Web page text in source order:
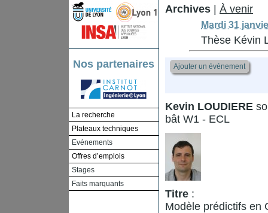
Nos partenaires
La recherche
Plateaux techniques
Evénements
Offres d’emplois
Stages
Faits marquants
Archives À venir
Mardi 31
Thèse Kévin
Ajouter un événement
Kevin LOUDIERE
bât W1 - ECL
Titre :
Modèle prédictifs en